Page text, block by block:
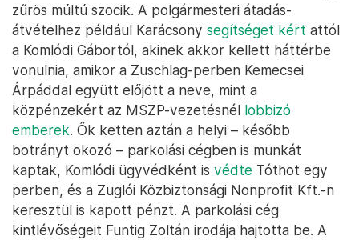
zűrös múltú szocik. A polgármesteri átadás-
átvételhez például Karácsony segítséget kért attól
a Komlódi Gábortól, akinek akkor kellett háttérbe
vonulnia, amikor a Zuschlag-perben Kemecsei
Árpáddal együtt előjött a neve, mint a
közpénzekért az MSZP-vezetésnél lobbizó
emberek. Ők ketten aztán a helyi – később
botrányt okozó – parkolási cégben is munkát
kaptak, Komlódi ügyvédként is védte Tóthot egy
perben, és a Zuglói Közbiztonsági Nonprofit Kft.-n
keresztül is kapott pénzt. A parkolási cég
kintlévőségeit Funtig Zoltán irodája hajtotta be. A